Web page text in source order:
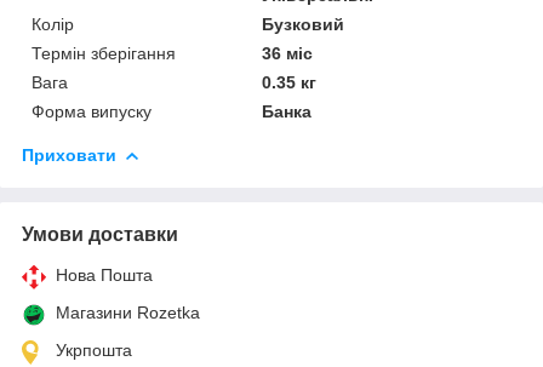
Колір
Бузковий
Термін зберігання
36 міс
Вага
0.35 кг
Форма випуску
Банка
Приховати
Умови доставки
Нова Пошта
Магазини Rozetka
Укрпошта